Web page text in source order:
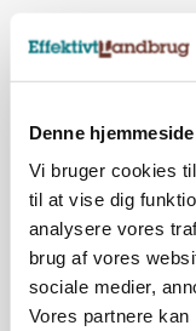
Denne
Vi bruger cookies
til at vise dig
analysere vores
brug af vores
sociale medier,
Vores partnere